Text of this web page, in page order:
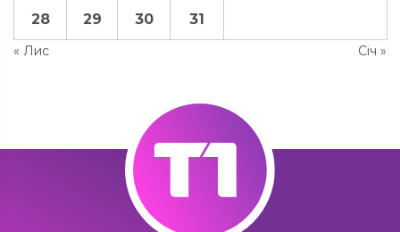
« Лис Січ »
28 29 30 31